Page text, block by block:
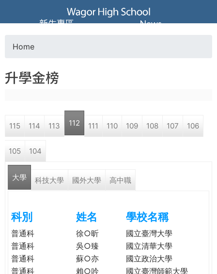
Jump to navigation
葳
格
高
學
格。
o
a
r
e
e
r
Home
升學金榜
115 114 113 112 111 110 109 108 107 106
105 104
大學 科技大學 國外大學 高中職
科別 姓名 學校名稱
普通科 徐○昕
國立臺灣大學
普通科
吳○臻
國立清華大學
普通科
蘇○亦
國立政治大學
普通科
賴○吟
國立臺灣師範大學
新生專區 News